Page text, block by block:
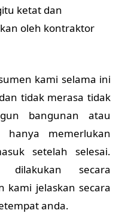
ketat dan
oleh kontraktor
kami selama ini
tidak merasa tidak
bangunan atau
hanya memerlukan
setelah selesai.
secara
kami jelaskan secara
anda.